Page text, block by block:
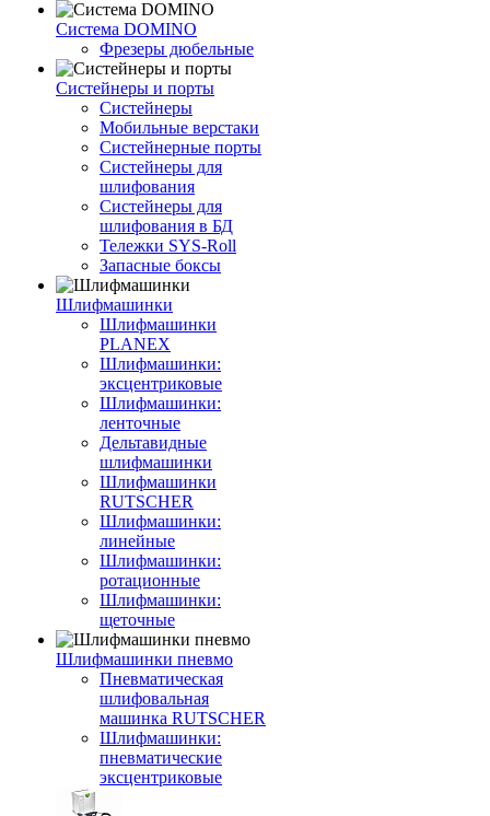
Система DOMINO
Фрезеры дюбельные
Систейнеры и порты
Систейнеры
Мобильные верстаки
Систейнерные порты
Систейнеры для
шлифования
Систейнеры для
шлифования в БД
Тележки SYS-Roll
Запасные боксы
Шлифмашинки
Шлифмашинки
PLANEX
Шлифмашинки:
эксцентриковые
Шлифмашинки:
ленточные
Дельтавидные
шлифмашинки
Шлифмашинки
RUTSCHER
Шлифмашинки:
линейные
Шлифмашинки:
ротационные
Шлифмашинки:
щеточные
Шлифмашинки пневмо
Пневматическая
шлифовальная
машинка RUTSCHER
Шлифмашинки:
пневматические
эксцентриковые